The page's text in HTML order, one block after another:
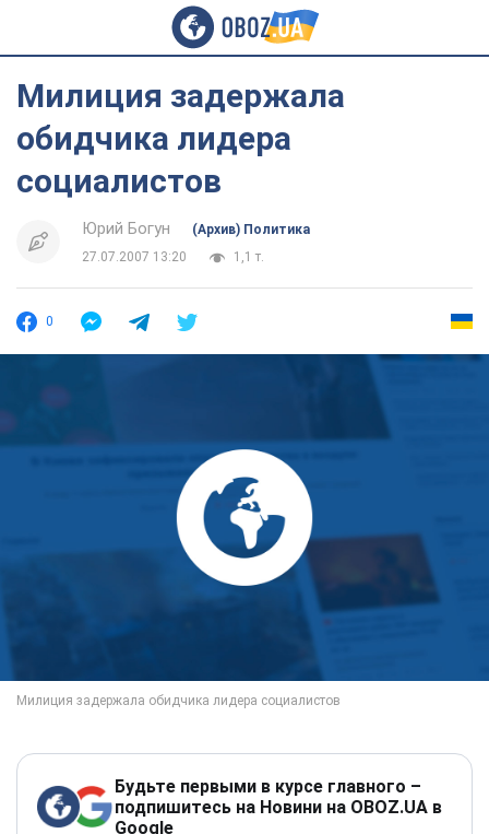
Милиция задержала
обидчика лидера
социалистов
Юрий Богун
(Архив) Политика
27.07.2007 13:20
1,1 т.
0
Будьте первыми в курсе главного –
подпишитесь на Новини на OBOZ.UA в
Google